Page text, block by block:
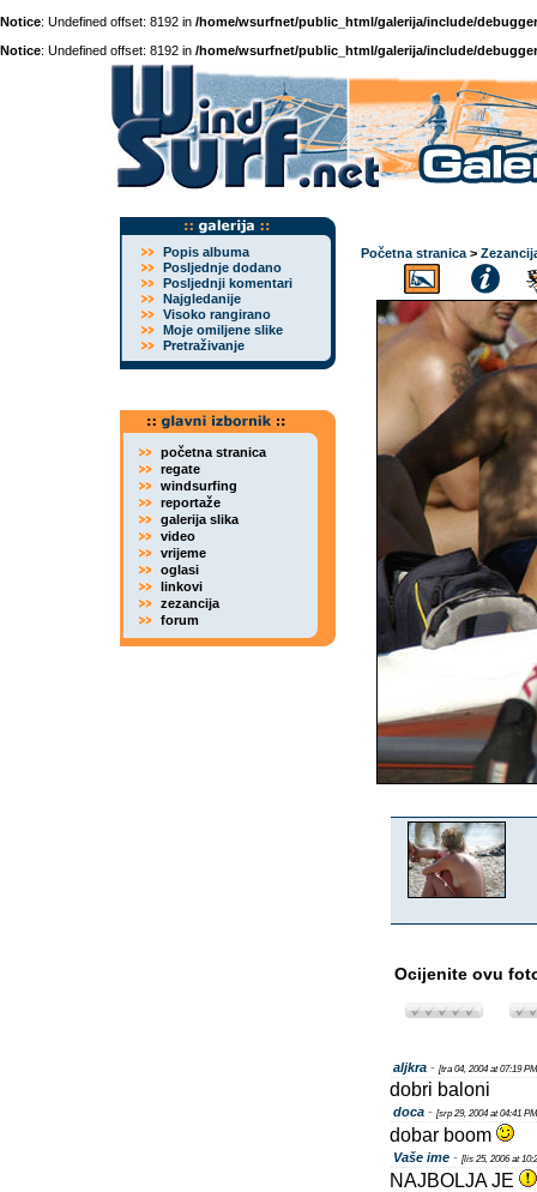
Notice: Undefined offset: 8192 in /home/wsurfnet/public_html/galerija/include/
Notice: Undefined offset: 8192 in /home/wsurfnet/public_html/galerija/include/
Popis albuma
Posljednje dodano
Posljednji komentari
Najgledanije
Visoko rangirano
Moje omiljene slike
Pretraživanje
početna stranica
regate
windsurfing
reportaže
galerija slika
video
vrijeme
oglasi
linkovi
zezancija
forum
Početna stranica >
Ocijenite ovu
aljkra - [tra 04, 2004 at 07:19
dobri baloni
doca - [srp 29, 2004 at 04:41
dobar boom
Vaše ime - [lis 25, 2006 at
NAJBOLJA JE